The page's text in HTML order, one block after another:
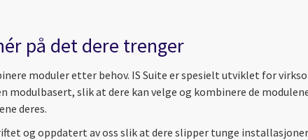
på det dere trenger
moduler etter behov. IS Suite er spesielt utviklet for
modulbasert, slik at dere kan velge og kombinere de
deres.
og oppdatert av oss slik at dere slipper tunge